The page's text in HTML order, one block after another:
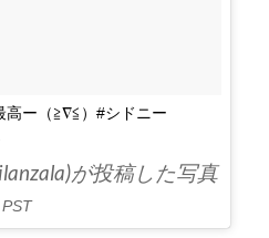
高ー（≧∇≦）#シドニー
が投稿した写真